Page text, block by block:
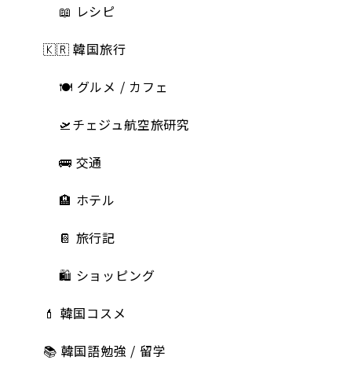
📖 レシピ
🇰🇷 韓国旅行
🍽 グルメ / カフェ
🛫チェジュ航空旅研究
🚌 交通
🏨 ホテル
📔 旅行記
🛍️ ショッピング
💄 韓国コスメ
📚 韓国語勉強 / 留学